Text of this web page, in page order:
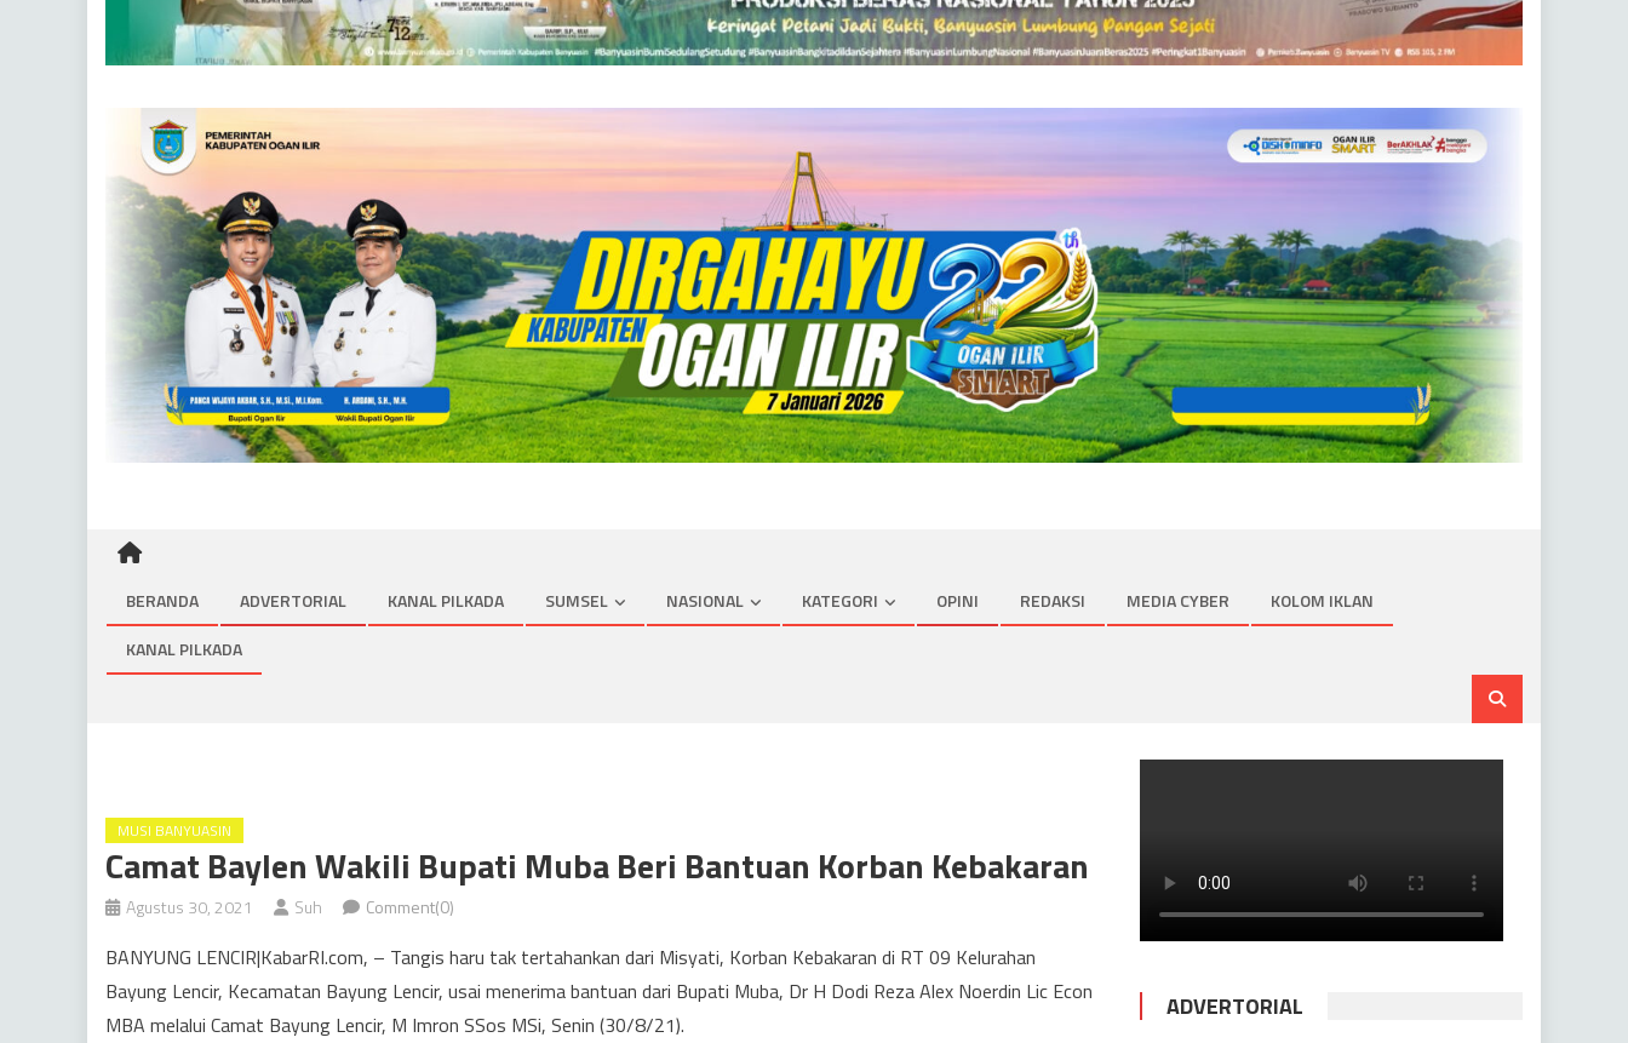
BERANDA ADVERTORIAL KANAL PILKADA SUMSEL NASIONAL KATEGORI OPINI REDAKSI MEDIA CYBER
KOLOM IKLAN
KANAL PILKADA
MUSI BANYUASIN
Camat Baylen Wakili Bupati Muba Beri Bantuan Korban Kebakaran
Agustus 30, 2021 Suh Comment(0)
BANYUNG LENCIR|KabarRI.com, – Tangis haru tak tertahankan dari Misyati, Korban Kebakaran di RT 09 Kelurahan
Bayung Lencir, Kecamatan Bayung Lencir, usai menerima bantuan dari Bupati Muba, Dr H Dodi Reza Alex Noerdin Lic Econ
MBA melalui Camat Bayung Lencir, M Imron SSos MSi, Senin (30/8/21).
ADVERTORIAL